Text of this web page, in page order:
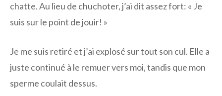
chatte. Au lieu de chuchoter, j’ai dit assez fort: « Je
suis sur le point de jouir! »
Je me suis retiré et j’ai explosé sur tout son cul. Elle a
juste continué à le remuer vers moi, tandis que mon
sperme coulait dessus.